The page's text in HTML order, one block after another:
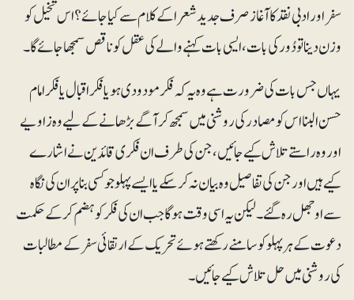
سفر اور ادبی نقد کا آغازصرف جدید شعرا کے کلام سے کیا جائے ؟اس تخیل کو
وزن دینا تو دُور کی بات، ایسی بات کہنے والے کی عقل کو ناقص سمجھا جائے گا۔
یہاں جس بات کی ضرورت ہے وہ یہ کہ فکر مودودی ہو یا فکر اقبال یا فکر امام
حسن البنا اس کو مصادر کی روشنی میں سمجھ کر آگے بڑھانے کے لیے وہ زاویے
اور وہ راستے تلاش کیے جائیں، جن کی طرف ان فکری قائدین نے اشارے
کیے ہیں اور جن کی تفاصیل وہ بیان نہ کر سکے یا ایسے پہلو جو کسی بنا پر ان کی نگاہ
سے اوجھل رہ گئے۔ لیکن یہ اسی وقت ہو گا جب ان کی فکر کو ہضم کر کے حکمت
دعوت کے ہر پہلو کو سامنے رکھتے ہوئے تحریک کے ارتقائی سفر کے مطالبات
کی روشنی میں حل تلاش کیے جائیں۔